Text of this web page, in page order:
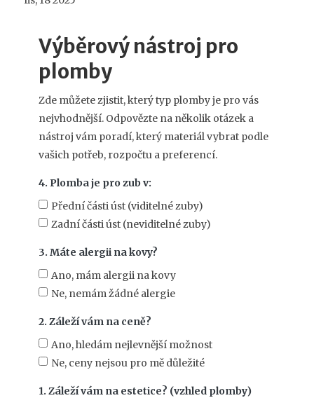
Výběrový nástroj pro
plomby
Zde můžete zjistit, který typ plomby je pro vás
nejvhodnější. Odpovězte na několik otázek a
nástroj vám poradí, který materiál vybrat podle
vašich potřeb, rozpočtu a preferencí.
1. Záleží vám na estetice? (vzhled plomby)
2. Záleží vám na ceně?
Ano, hledám nejlevnější možnost
Ne, ceny nejsou pro mě důležité
3. Máte alergii na kovy?
Ano, mám alergii na kovy
Ne, nemám žádné alergie
4. Plomba je pro zub v:
Přední části úst (viditelné zuby)
Zadní části úst (neviditelné zuby)